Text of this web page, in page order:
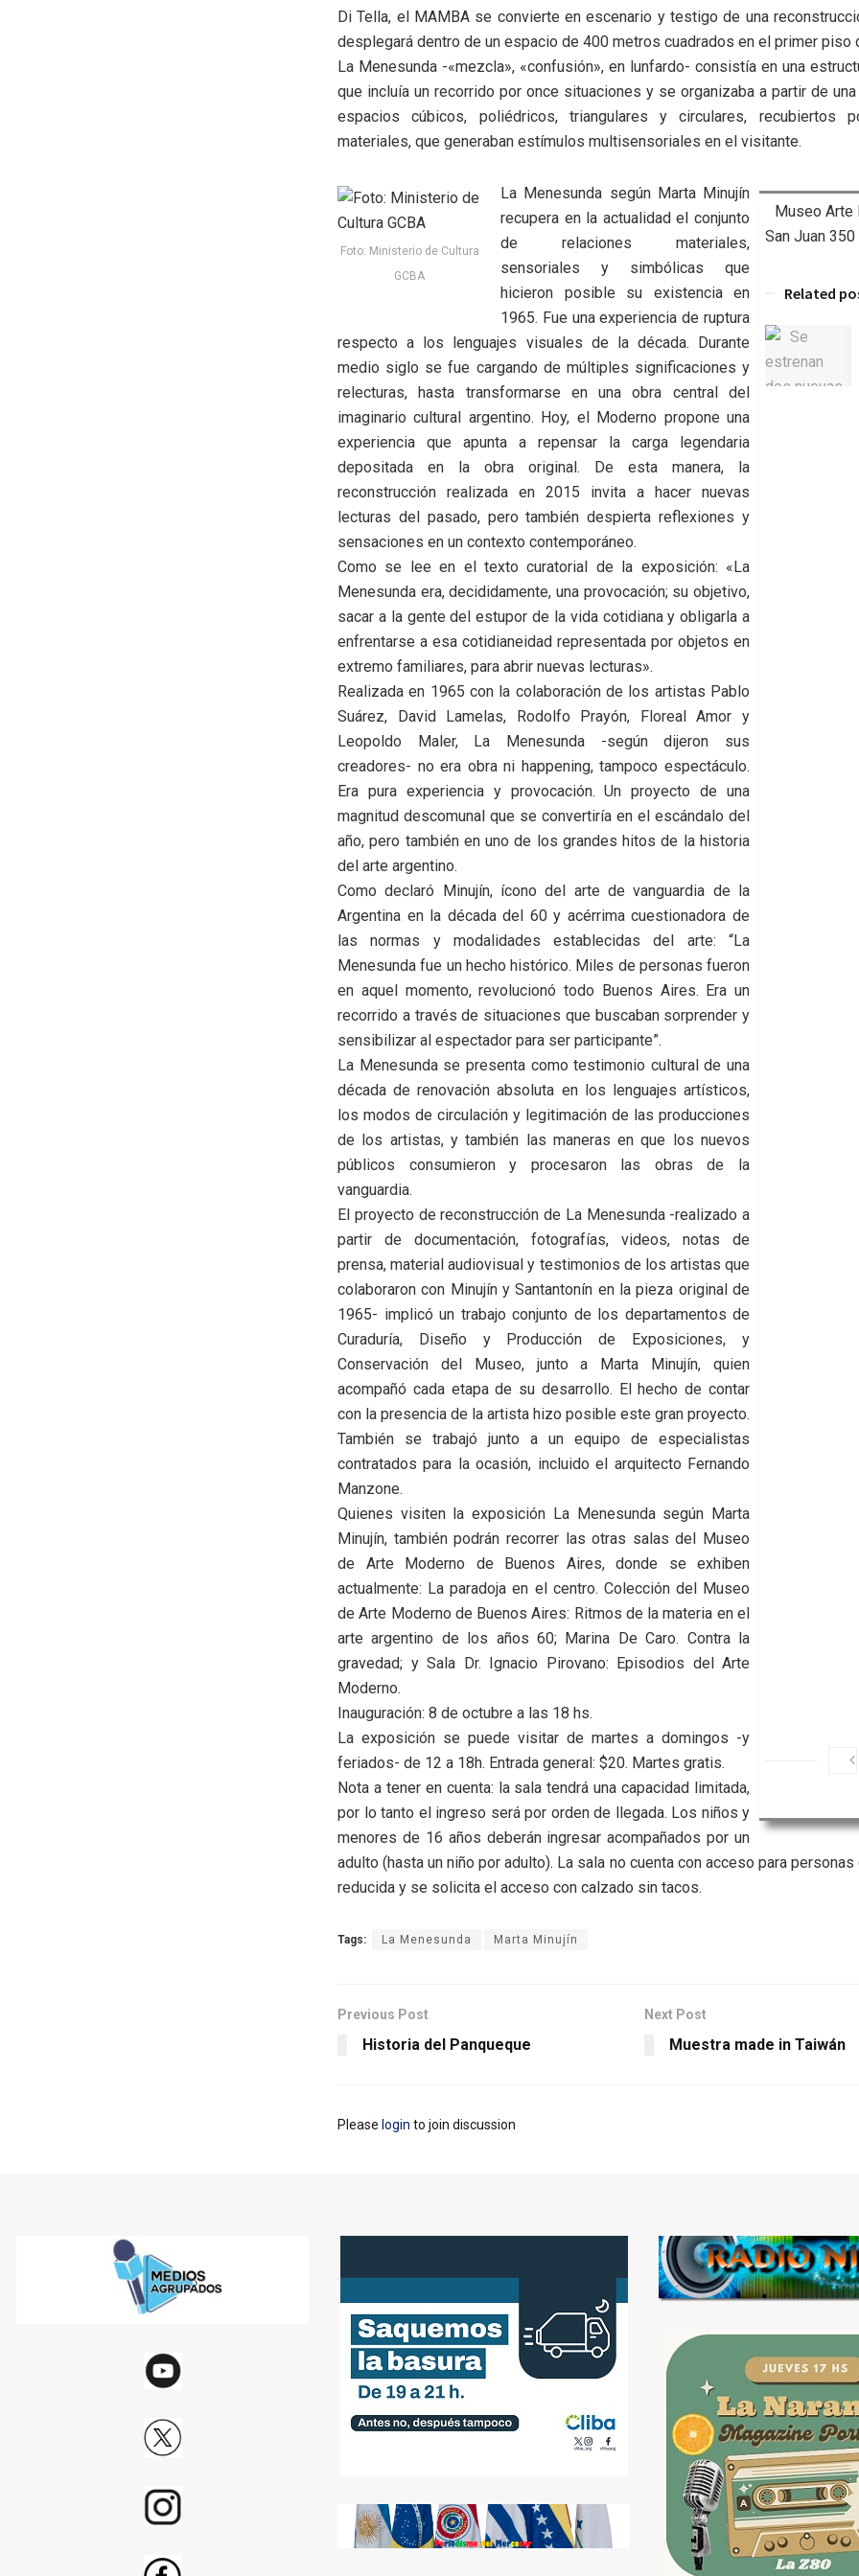
Di Tella, el MAMBA se convierte en escenario y testigo de una
desplegará dentro de un espacio de 400 metros cuadrados en el primer piso
La Menesunda -«mezcla», «confusión», en lunfardo- consistía en una
que incluía un recorrido por once situaciones y se organizaba a partir de
espacios cúbicos, poliédricos, triangulares y circulares, recubiertos
materiales, que generaban estímulos multisensoriales en el visitante.
Museo Arte
San Juan 350
Related
Foto: Ministerio de Cultura
GCBA
La Menesunda según Marta Minujín
recupera en la actualidad el conjunto
de relaciones materiales,
sensoriales y simbólicas que
hicieron posible su existencia en
1965. Fue una experiencia de ruptura
respecto a los lenguajes visuales de la década. Durante
medio siglo se fue cargando de múltiples significaciones y
relecturas, hasta transformarse en una obra central del
imaginario cultural argentino. Hoy, el Moderno propone una
experiencia que apunta a repensar la carga legendaria
depositada en la obra original. De esta manera, la
reconstrucción realizada en 2015 invita a hacer nuevas
lecturas del pasado, pero también despierta reflexiones y
sensaciones en un contexto contemporáneo.
Como se lee en el texto curatorial de la exposición: «La
Menesunda era, decididamente, una provocación; su objetivo,
sacar a la gente del estupor de la vida cotidiana y obligarla a
enfrentarse a esa cotidianeidad representada por objetos en
extremo familiares, para abrir nuevas lecturas».
Realizada en 1965 con la colaboración de los artistas Pablo
Suárez, David Lamelas, Rodolfo Prayón, Floreal Amor y
Leopoldo Maler, La Menesunda -según dijeron sus
creadores- no era obra ni happening, tampoco espectáculo.
Era pura experiencia y provocación. Un proyecto de una
magnitud descomunal que se convertiría en el escándalo del
año, pero también en uno de los grandes hitos de la historia
del arte argentino.
Como declaró Minujín, ícono del arte de vanguardia de la
Argentina en la década del 60 y acérrima cuestionadora de
las normas y modalidades establecidas del arte: “La
Menesunda fue un hecho histórico. Miles de personas fueron
en aquel momento, revolucionó todo Buenos Aires. Era un
recorrido a través de situaciones que buscaban sorprender y
sensibilizar al espectador para ser participante”.
La Menesunda se presenta como testimonio cultural de una
década de renovación absoluta en los lenguajes artísticos,
los modos de circulación y legitimación de las producciones
de los artistas, y también las maneras en que los nuevos
públicos consumieron y procesaron las obras de la
vanguardia.
El proyecto de reconstrucción de La Menesunda -realizado a
partir de documentación, fotografías, videos, notas de
prensa, material audiovisual y testimonios de los artistas que
colaboraron con Minujín y Santantonín en la pieza original de
1965- implicó un trabajo conjunto de los departamentos de
Curaduría, Diseño y Producción de Exposiciones, y
Conservación del Museo, junto a Marta Minujín, quien
acompañó cada etapa de su desarrollo. El hecho de contar
con la presencia de la artista hizo posible este gran proyecto.
También se trabajó junto a un equipo de especialistas
contratados para la ocasión, incluido el arquitecto Fernando
Manzone.
Quienes visiten la exposición La Menesunda según Marta
Minujín, también podrán recorrer las otras salas del Museo
de Arte Moderno de Buenos Aires, donde se exhiben
actualmente: La paradoja en el centro. Colección del Museo
de Arte Moderno de Buenos Aires: Ritmos de la materia en el
arte argentino de los años 60; Marina De Caro. Contra la
gravedad; y Sala Dr. Ignacio Pirovano: Episodios del Arte
Moderno.
Inauguración: 8 de octubre a las 18 hs.
La exposición se puede visitar de martes a domingos -y
feriados- de 12 a 18h. Entrada general: $20. Martes gratis.
Nota a tener en cuenta: la sala tendrá una capacidad limitada,
por lo tanto el ingreso será por orden de llegada. Los niños y
menores de 16 años deberán ingresar acompañados por un
adulto (hasta un niño por adulto). La sala no cuenta con acceso para
reducida y se solicita el acceso con calzado sin tacos.
Tags: La Menesunda Marta Minujín
Previous Post
Historia del Panqueque
Next Post
Muestra made in Taiwán
Please login to join discussion